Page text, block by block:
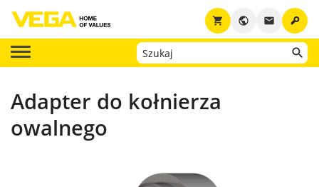
key
email
public
shopping_cart
Adapter do kołnierza
owalnego